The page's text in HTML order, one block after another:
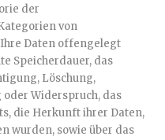
der
von
Daten offengelegt
Speicherdauer, das
Löschung,
Widerspruch, das
die Herkunft ihrer Daten,
wurden, sowie über das